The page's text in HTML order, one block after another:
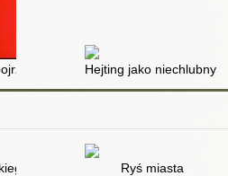
wieloaspektowe
Hejting jako niechlubny
? Ryś miasta